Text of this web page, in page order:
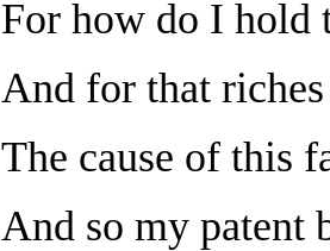
For how do I hold
And for that
The cause of this
And so my patent